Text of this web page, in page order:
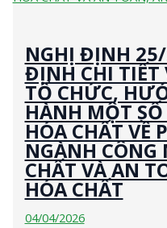
NGHỊ ĐỊNH
ĐỊNH CHI TIẾT
TỔ CHỨC,
HÀNH MỘT
HÓA CHẤT VỀ
NGÀNH CÔNG
CHẤT VÀ AN
HÓA CHẤT
04/04/2026